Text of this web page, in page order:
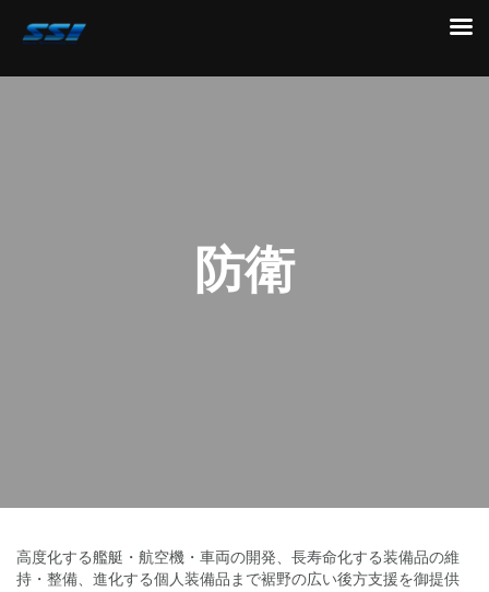
防衛
高度化する艦艇・航空機・車両の開発、長寿命化する装備品の維
持・整備、進化する個人装備品まで裾野の広い後方支援を御提供